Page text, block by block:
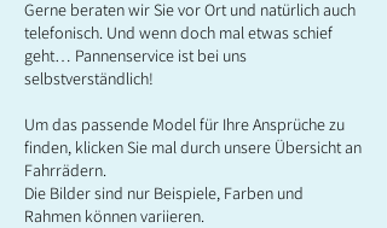
Gerne beraten wir Sie vor Ort und natürlich auch
telefonisch. Und wenn doch mal etwas schief
geht… Pannenservice ist bei uns
selbstverständlich!
Um das passende Model für Ihre Ansprüche zu
finden, klicken Sie mal durch unsere Übersicht an
Fahrrädern.
Die Bilder sind nur Beispiele, Farben und
Rahmen können variieren.